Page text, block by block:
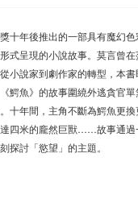
十年後推出的一部具有魔幻
式呈現的小說故事。莫言曾
小說家到劇作家的轉型，本書
鰐魚》的故事圍繞外逃貪官
十年間，主角不斷為鰐魚更
四米的龐然巨獸……故事通過
探討「慾望」的主題。